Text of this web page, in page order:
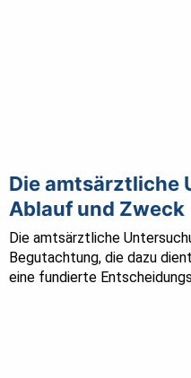
Die amtsärztliche
Ablauf und Zweck
Die amtsärztliche
Begutachtung, die dazu
eine fundierte